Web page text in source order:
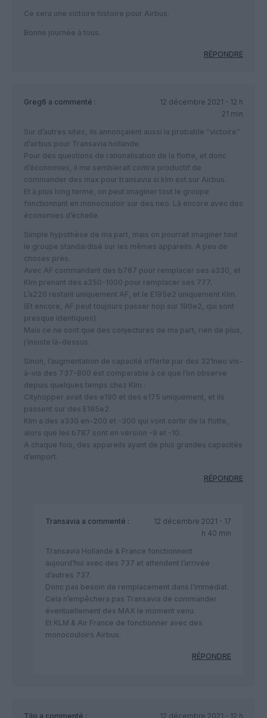
Ce sera une victoire histoire pour Airbus.
Bonne journée à tous.
RÉPONDRE
Greg6 a commenté :
12 décembre 2021 - 12 h
21 min
Sur d’autres sites, ils annonçaient aussi la probable “victoire”
d’airbus pour Transavia hollande.
Pour des questions de rationalisation de la flotte, et donc
d’économies, il me semblerait contre productif de
commander des max pour transavia si klm est sur Airbus.
Et à plus long terme, on peut imaginer tout le groupe
fonctionnant en monocouloir sur des neo. Là encore avec des
économies d’échelle.
Simple hypothèse de ma part, mais on pourrait imaginer tout
le groupe standardisé sur les mêmes appareils. A peu de
choses près.
Avec AF commandant des b787 pour remplacer ses a330, et
Klm prenant des a350-1000 pour remplacer ses 777.
L’a220 restant uniquement AF, et le E195e2 uniquement Klm.
(Et encore, AF peut toujours passer hop sur 190e2, qui sont
presque identiques)
Mais ce ne sont que des conjectures de ma part, rien de plus,
j’insiste là-dessus.
Sinon, l’augmentation de capacité offerte par des 321neo vis-
à-vis des 737-800 est comparable à ce que l’on observe
depuis quelques temps chez Klm :
Cityhopper avait des e190 et des e175 uniquement, et ils
passent sur des E195e2.
Klm a des a330 en-200 et -300 qui vont sortir de la flotte,
alors que les b787 sont en version -9 et -10.
A chaque fois, des appareils ayant de plus grandes capacités
d’emport.
RÉPONDRE
Transavia a commenté :
12 décembre 2021 - 17
h 40 min
Transavia Hollande & France fonctionnent
aujourd’hui avec des 737 et attendent l’arrivée
d’autres 737.
Donc pas besoin de remplacement dans l’immédiat.
Cela n’empêchera pas Transavia de commander
éventuellement des MAX le moment venu.
Et KLM & Air France de fonctionner avec des
monocouloirs Airbus.
RÉPONDRE
Tilo a commenté :
12 décembre 2021 - 12 h